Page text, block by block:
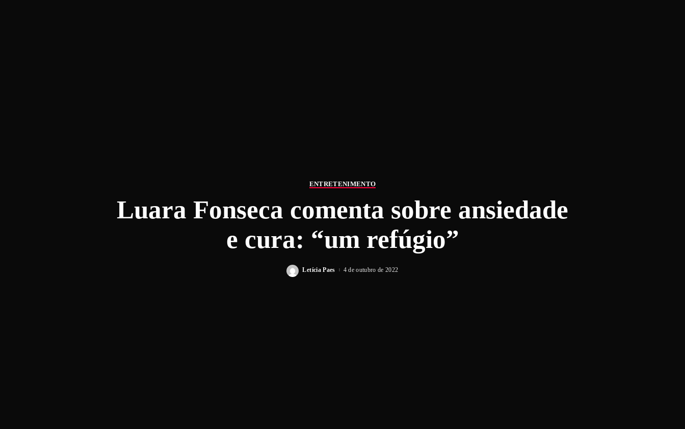
ENTRETENIMENTO
Luara Fonseca comenta sobre ansiedade
e cura: “um refúgio”
Letícia Paes 4 de outubro de 2022